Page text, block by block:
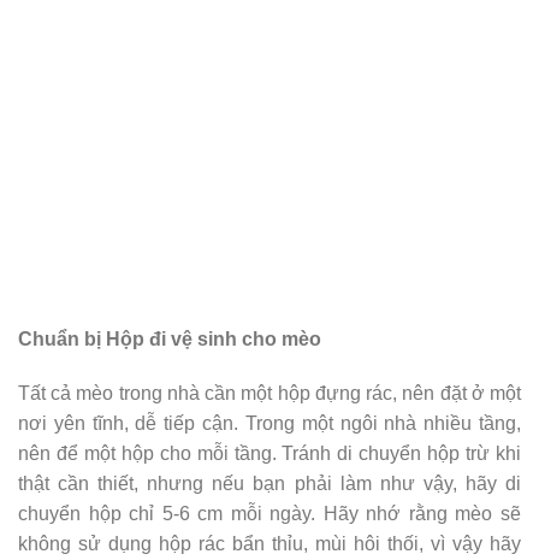
Chuẩn bị Hộp đi vệ sinh cho mèo
Tất cả mèo trong nhà cần một hộp đựng rác, nên đặt ở một
nơi yên tĩnh, dễ tiếp cận. Trong một ngôi nhà nhiều tầng,
nên để một hộp cho mỗi tầng. Tránh di chuyển hộp trừ khi
thật cần thiết, nhưng nếu bạn phải làm như vậy, hãy di
chuyển hộp chỉ 5-6 cm mỗi ngày. Hãy nhớ rằng mèo sẽ
không sử dụng hộp rác bẩn thỉu, mùi hôi thối, vì vậy hãy